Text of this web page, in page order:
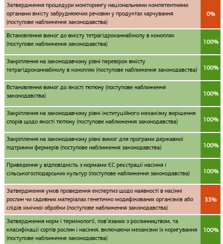
Затвердження процедури моніторингу національними компетентними
органами вмісту забруднюючих речовин у продуктах харчування
(поступове наближення законодавства)
0%
Встановлення вимог до вмісту тетрагідроканнабінолу в коноплях
(поступове наближення законодавства)
100%
Закріплення на законодавчому рівні перевірок вмісту
тетрагідроканнабінолу в коноплях (поступове наближення законодавства)
100%
Встановлення вимог до якості тютюну (поступове наближення
законодавства)
100%
Закріплення на законодавчому рівні інституційного механізму вирішення
спорів щодо якості тютюну (поступове наближення законодавства)
100%
Закріплення на законодавчому рівні вимог для програми державної
підтримки фермерів (поступове наближення законодавства)
100%
Приведення у відповідність з нормами ЄС реєстрації насіння і
сільськогосподарських культур (поступове наближення законодавства)
100%
Затвердження умов проведення експертиз щодо наявності в насінні
рослин чи садивних матеріалах генетично модифікованих організмів або
слідів хімічної обробки (поступове наближення законодавства)
33%
Затвердження норм і термінології, пов’язаних з рослинництвом, та
класифікації сортів рослин і насіння, включаючи механізми їх коригування
(поступове наближення законодавства)
100%